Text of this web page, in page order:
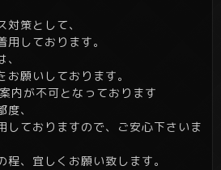
策として、
しております。
願いしております。
内が不可となっております
、
しておりますので、ご安心下さいま
、宜しくお願い致します。